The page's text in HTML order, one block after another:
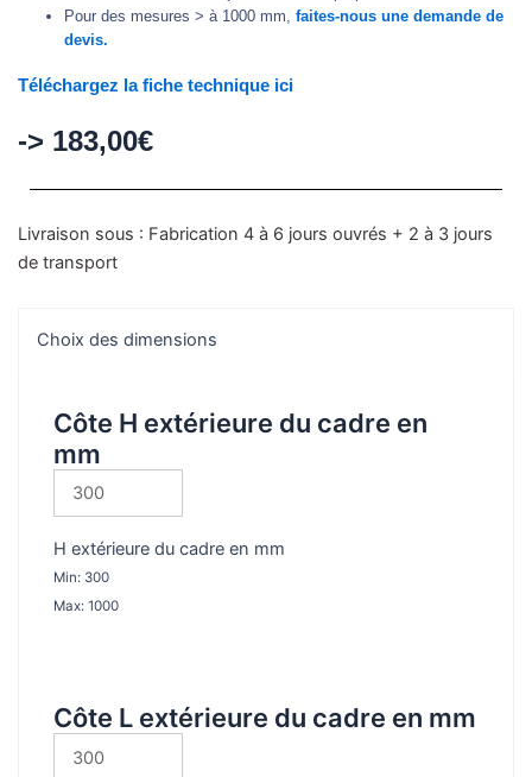
Pour des mesures > à 1000 mm, faites-nous une demande de
devis.
Téléchargez la fiche technique ici
-> 183,00€
Livraison sous : Fabrication 4 à 6 jours ouvrés + 2 à 3 jours
de transport
Choix des dimensions
Côte H extérieure du cadre en
mm
H extérieure du cadre en mm
Min: 300
Max: 1000
Côte L extérieure du cadre en mm
quantité
de
visite
étanche